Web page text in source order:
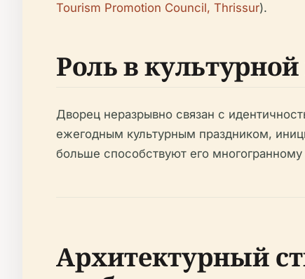
Tourism Promotion Council, Thrissur).
Роль в
Дворец неразрывно связан с
ежегодным культурным праздником,
больше способствуют его
Архитектурный